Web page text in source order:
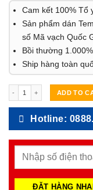
Cam kết 100% Tổ
Sản phẩm dán
số Mã vạch Quốc
Bồi thường 1.000%
Ship hàng toàn
Yến sạch loại B - 100g
ADD TO
Hotline: